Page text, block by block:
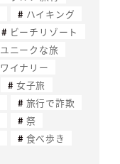
ハイキング
ビーチリゾート
ユニークな旅
ワイナリー
女子旅
旅行で詐欺
祭
食べ歩き